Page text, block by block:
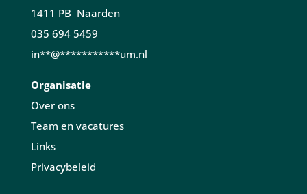
1411 PB Naarden
035 694 5459
in**@***********um.nl
Organisatie
Over ons
Team en vacatures
Links
Privacybeleid